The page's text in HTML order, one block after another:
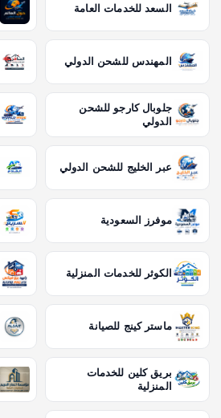
السعد للخدمات العامة
المهندس للشحن الدولي
جلوبال كارجو للشحن
الدولي
عبر الخليج للشحن الدولي
موفرز السعودية
الكوثر للخدمات المنزلية
ماستر كينج للصيانة
بريق كلين للخدمات
المنزلية